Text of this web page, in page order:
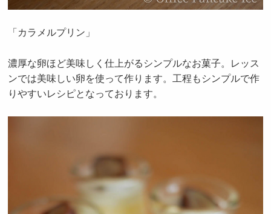
「カラメルプリン」
濃厚な卵ほど美味しく仕上がるシンプルなお菓子。レッス
ンでは美味しい卵を使って作ります。工程もシンプルで作
りやすいレシピとなっております。